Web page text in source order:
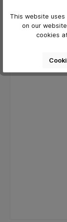
voor
This website
on our
cookies